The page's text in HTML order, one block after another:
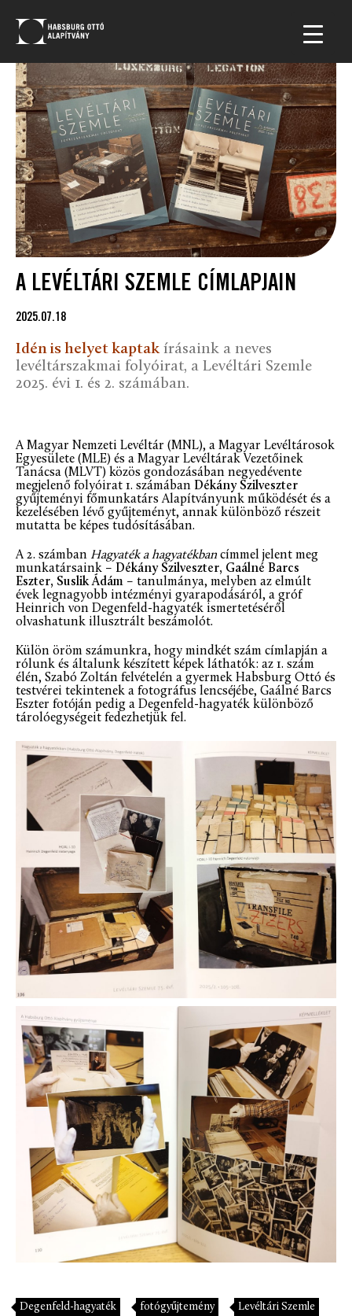
A LEVÉLTÁRI SZEMLE CÍMLAPJAIN
2025.07.18
Idén is helyet kaptakírásaink a neves
levéltárszakmai folyóirat, a Levéltári Szemle
2025. évi 1. és 2. számában.
A Magyar Nemzeti Levéltár (MNL), a Magyar Levéltárosok
Egyesülete (MLE) és a Magyar Levéltárak Vezetőinek
Tanácsa (MLVT) közös gondozásában negyedévente
megjelenő folyóirat 1. számában Dékány Szilveszter
gyűjteményi főmunkatárs Alapítványunk működését és a
kezelésében lévő gyűjteményt, annak különböző részeit
mutatta be képes tudósításában.
A 2. számban Hagyaték a hagyatékban címmel jelent meg
munkatársaink – Dékány Szilveszter, Gaálné Barcs
Eszter, Suslik Ádám – tanulmánya, melyben az elmúlt
évek legnagyobb intézményi gyarapodásáról, a gróf
Heinrich von Degenfeld-hagyaték ismertetéséről
olvashatunk illusztrált beszámolót.
Külön öröm számunkra, hogy mindkét szám címlapján a
rólunk és általunk készített képek láthatók: az 1. szám
élén, Szabó Zoltán felvételén a gyermek Habsburg Ottó és
testvérei tekintenek a fotográfus lencséjébe, Gaálné Barcs
Eszter fotóján pedig a Degenfeld-hagyaték különböző
tárolóegységeit fedezhetjük fel.
Degenfeld-hagyaték fotógyűjtemény Levéltári Szemle